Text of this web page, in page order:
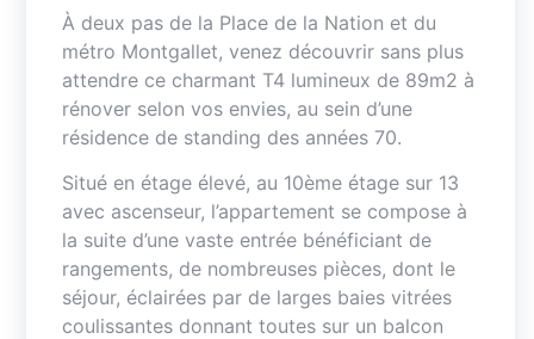
À deux pas de la Place de la Nation et du
métro Montgallet, venez découvrir sans plus
attendre ce charmant T4 lumineux de 89m2 à
rénover selon vos envies, au sein d’une
résidence de standing des années 70.
Situé en étage élevé, au 10ème étage sur 13
avec ascenseur, l’appartement se compose à
la suite d’une vaste entrée bénéficiant de
rangements, de nombreuses pièces, dont le
séjour, éclairées par de larges baies vitrées
coulissantes donnant toutes sur un balcon